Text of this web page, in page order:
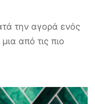
την αγορά ενός
από τις πιο